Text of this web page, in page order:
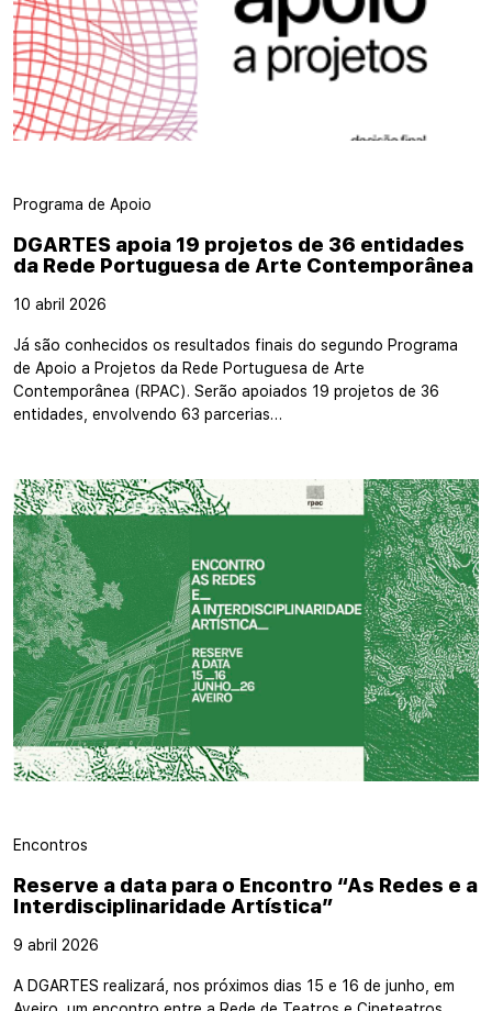
Programa de Apoio
DGARTES apoia 19 projetos de 36 entidades
da Rede Portuguesa de Arte Contemporânea
10 abril 2026
Já são conhecidos os resultados finais do segundo Programa
de Apoio a Projetos da Rede Portuguesa de Arte
Contemporânea (RPAC). Serão apoiados 19 projetos de 36
entidades, envolvendo 63 parcerias…
Encontros
Reserve a data para o Encontro “As Redes e a
Interdisciplinaridade Artística”
9 abril 2026
A DGARTES realizará, nos próximos dias 15 e 16 de junho, em